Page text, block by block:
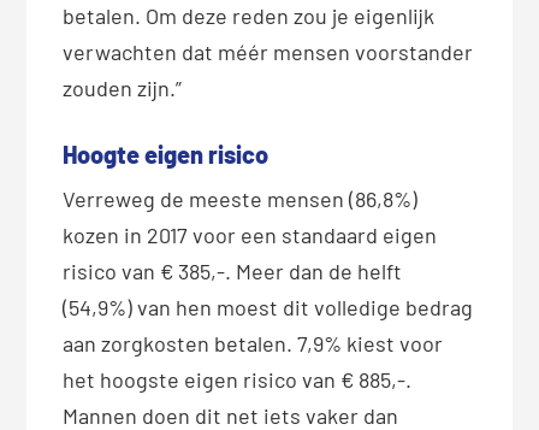
betalen. Om deze reden zou je eigenlijk
verwachten dat méér mensen voorstander
zouden zijn.”
Hoogte eigen risico
Verreweg de meeste mensen (86,8%)
kozen in 2017 voor een standaard eigen
risico van € 385,-. Meer dan de helft
(54,9%) van hen moest dit volledige bedrag
aan zorgkosten betalen. 7,9% kiest voor
het hoogste eigen risico van € 885,-.
Mannen doen dit net iets vaker dan